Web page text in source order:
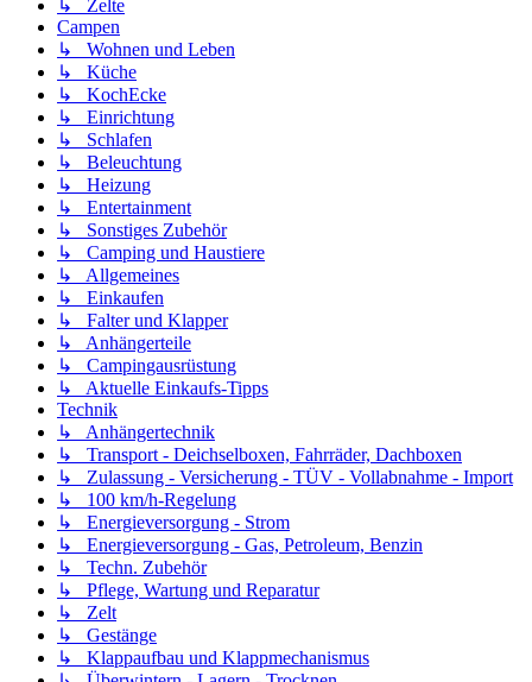
↳ Zelte
Campen
↳ Wohnen und Leben
↳ Küche
↳ KochEcke
↳ Einrichtung
↳ Schlafen
↳ Beleuchtung
↳ Heizung
↳ Entertainment
↳ Sonstiges Zubehör
↳ Camping und Haustiere
↳ Allgemeines
↳ Einkaufen
↳ Falter und Klapper
↳ Anhängerteile
↳ Campingausrüstung
↳ Aktuelle Einkaufs-Tipps
Technik
↳ Anhängertechnik
↳ Transport - Deichselboxen, Fahrräder, Dachboxen
↳ Zulassung - Versicherung - TÜV - Vollabnahme - Import
↳ 100 km/h-Regelung
↳ Energieversorgung - Strom
↳ Energieversorgung - Gas, Petroleum, Benzin
↳ Techn. Zubehör
↳ Pflege, Wartung und Reparatur
↳ Zelt
↳ Gestänge
↳ Klappaufbau und Klappmechanismus